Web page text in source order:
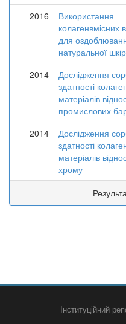
2016
Використання
колагенвмісних
для
натуральної
2014
Дослідження
здатності
матеріалів
промислових
2014
Дослідження
здатності
матеріалів
хрому
Інституційний